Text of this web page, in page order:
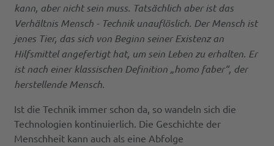
kann, aber nicht sein muss. Tatsächlich aber ist das
Verhältnis Mensch - Technik unauflöslich. Der Mensch ist
jenes Tier, das sich von Beginn seiner Existenz an
Hilfsmittel angefertigt hat, um sein Leben zu erhalten. Er
ist nach einer klassischen Definition „homo faber“, der
herstellende Mensch.
Ist die Technik immer schon da, so wandeln sich die
Technologien kontinuierlich. Die Geschichte der
Menschheit kann auch als eine Abfolge